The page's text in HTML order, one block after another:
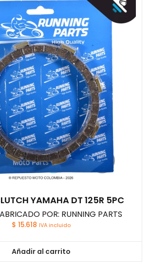
YAMAHA DT 125R 5PC
POR: RUNNING PARTS
$ 15.618 IVA incluido
Añadir al carrito